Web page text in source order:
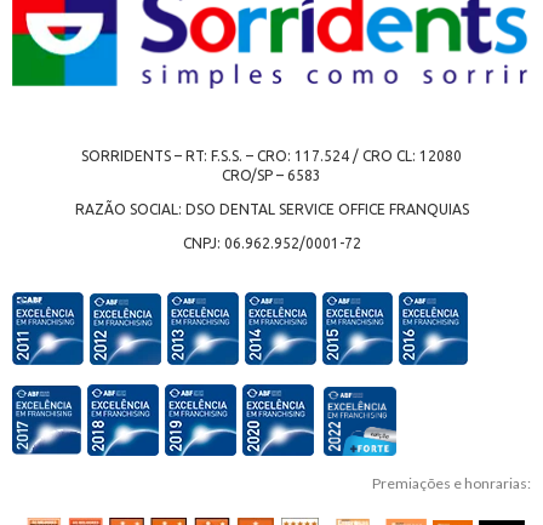
SORRIDENTS – RT: F.S.S. – CRO: 117.524 / CRO CL: 12080
CRO/SP – 6583
RAZÃO SOCIAL: DSO DENTAL SERVICE OFFICE FRANQUIAS
CNPJ: 06.962.952/0001-72
Premiações e honrarias: